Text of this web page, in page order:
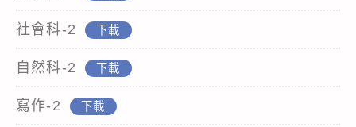
社會科-2 下載
自然科-2 下載
寫作-2 下載